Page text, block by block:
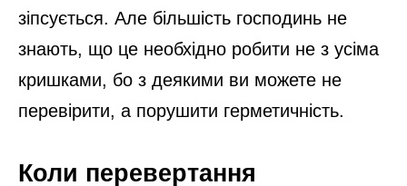
зіпсується. Але більшість господинь не
знають, що це необхідно робити не з усіма
кришками, бо з деякими ви можете не
перевірити, а порушити герметичність.
Коли перевертання